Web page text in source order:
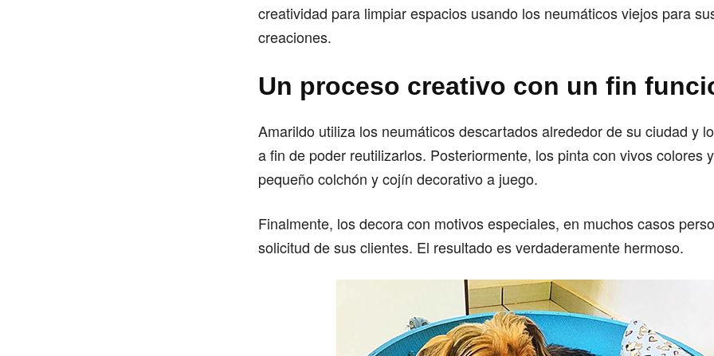
creatividad para limpiar espacios usando los neumáticos viejos para
creaciones.
Un proceso creativo con un fin
Amarildo utiliza los neumáticos descartados alrededor de su ciudad y
a fin de poder reutilizarlos. Posteriormente, los pinta con vivos colores
pequeño colchón y cojín decorativo a juego.
Finalmente, los decora con motivos especiales, en muchos casos
solicitud de sus clientes. El resultado es verdaderamente hermoso.